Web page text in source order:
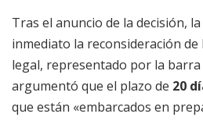
Tras el anuncio de la decisión,
inmediato la reconsideración
legal, representado por la barra
argumentó que el plazo de 20
que están «embarcados en